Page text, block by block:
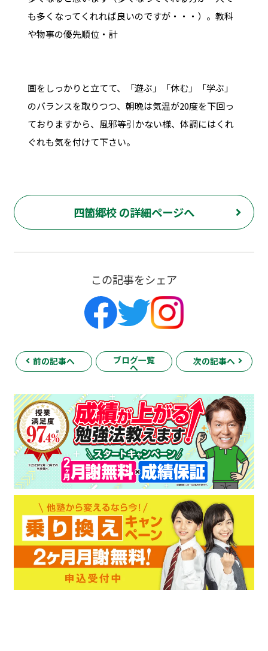
も多くなってくれれば良いのですが・・・）。教科
や物事の優先順位・計
画をしっかりと立てて、「遊ぶ」「休む」「学ぶ」
のバランスを取りつつ、朝晩は気温が20度を下回っ
ておりますから、風邪等引かない様、体調にはくれ
ぐれも気を付けて下さい。
四箇郷校 の詳細ページへ
この記事をシェア
前の記事へ ブログ一覧
へ
次の記事へ